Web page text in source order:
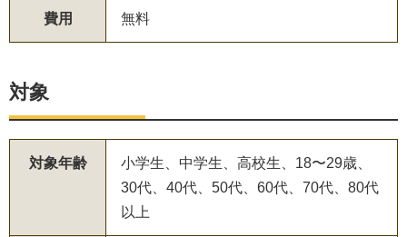
費用 無料
対象
対象年齢
小学生、中学生、高校生、18〜29歳、
30代、40代、50代、60代、70代、80代
以上